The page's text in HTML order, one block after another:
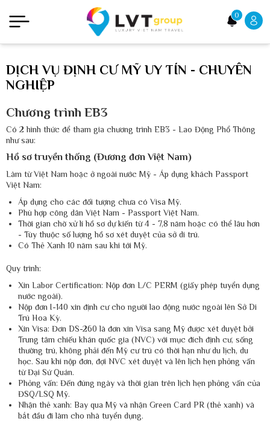
0
DỊCH VỤ ĐỊNH CƯ MỸ UY TÍN - CHUYÊN
NGHIỆP
Chương trình EB3
Có 2 hình thức để tham gia chương trình EB3 - Lao Động Phổ Thông
như sau:
Hồ sơ truyền thống (Đương đơn Việt Nam)
Làm từ Việt Nam hoặc ở ngoài nước Mỹ - Áp dụng khách Passport
Việt Nam:
Áp dụng cho các đối tượng chưa có Visa Mỹ.
Phù hợp công dân Việt Nam - Passport Việt Nam.
Thời gian chờ xử lí hồ sơ dự kiến từ 4 - 7,8 năm hoặc có thể lâu hơn
- Tùy thuộc số lượng hồ sơ xét duyệt của sở di trú.
Có Thẻ Xanh 10 năm sau khi tới Mỹ.
Quy trình:
Xin Labor Certification: Nộp đơn L/C PERM (giấy phép tuyển dụng
nước ngoài).
Nộp đơn I-140 xin định cư cho người lao động nước ngoài lên Sở Di
Trú Hoa Kỳ.
Xin Visa: Đơn DS-260 là đơn xin Visa sang Mỹ được xét duyệt bởi
Trung tâm chiếu khán quốc gia (NVC) với mục đích định cư, sống
thường trú, không phải đến Mỹ cư trú có thời hạn như du lịch, du
học. Sau khi nộp đơn, đợi NVC xét duyệt và lên lịch hẹn phỏng vấn
từ Đại Sứ Quán.
Phỏng vấn: Đến đúng ngày và thời gian trên lịch hẹn phỏng vấn của
ĐSQ/LSQ Mỹ.
Nhận thẻ xanh: Bay qua Mỹ và nhận Green Card PR (thẻ xanh) và
bắt đầu đi làm cho nhà tuyển dụng.